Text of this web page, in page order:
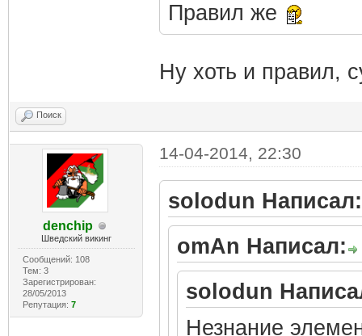
Правил же
Ну хоть и правил,
Поиск
denchip
Шведский викинг
Сообщений: 108
Тем: 3
Зарегистрирован:
28/05/2013
Репутация: 7
14-04-2014, 22:30
solodun Написал:
omAn Написал:
solodun
Незнание